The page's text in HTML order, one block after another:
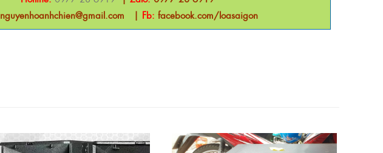
nguyenhoanhchien@gmail.com | Fb:facebook.com/loasaigon